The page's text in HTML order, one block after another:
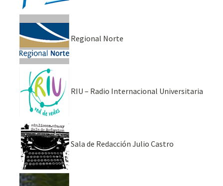
Regional Norte
RIU – Radio Internacional Universitaria
Sala de Redacción Julio Castro